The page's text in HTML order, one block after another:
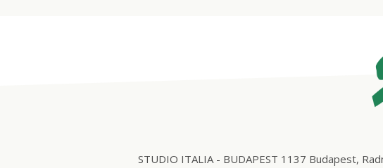
STUDIO ITALIA - BUDAPEST 1137 Budapest,